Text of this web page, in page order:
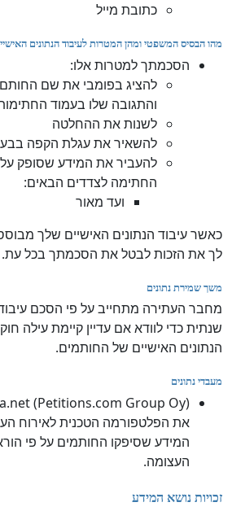
כתובת מייל
מהו הבסיס המשפטי ומהן המטרות לעיבוד הנתונים
הסכמתך למטרות אלו:
להציג בפומבי את שם
והתגובה שלו בעמוד
לשנות את ההחלטה
להשאיר את עגלת הקפה
להעביר את המידע שסופק
החתימה לצדדים הבאים:
ועד מאור
כאשר עיבוד הנתונים האישיים שלך
לך את הזכות לבטל את הסכמתך בכל עת.
משך שמירת נתונים
מחבר העתירה מתחייב על פי הסכם
שנתית כדי לוודא אם עדיין קיימת עילה
הנתונים האישיים של החותמים.
מעבדי נתונים
את הפלטפורמה הטכנית לאירוח
המידע שסיפקו החותמים על פי
העצומה.
זכויות נושא המידע